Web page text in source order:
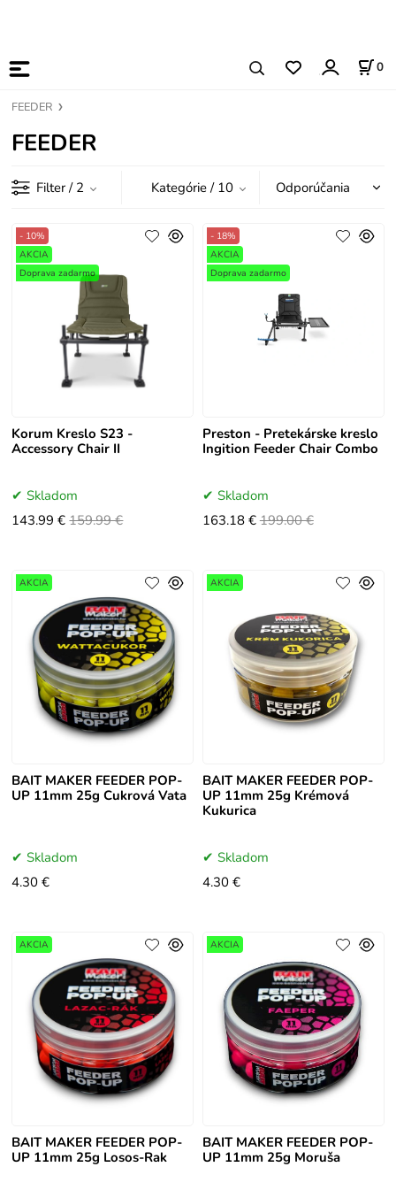
0
FEEDER
FEEDER
Filter / 2 Kategórie / 10
Korum Kreslo S23 -
Accessory Chair II
- 10%
AKCIA
Doprava zadarmo
Skladom
143.99 € 159.99 €
Preston - Pretekárske kreslo
Ingition Feeder Chair Combo
- 18%
AKCIA
Doprava zadarmo
Skladom
163.18 € 199.00 €
BAIT MAKER FEEDER POP-
UP 11mm 25g Cukrová Vata
AKCIA
Skladom
4.30 €
BAIT MAKER FEEDER POP-
UP 11mm 25g Krémová
Kukurica
AKCIA
Skladom
4.30 €
BAIT MAKER FEEDER POP-
UP 11mm 25g Losos-Rak
AKCIA
BAIT MAKER FEEDER POP-
UP 11mm 25g Moruša
AKCIA